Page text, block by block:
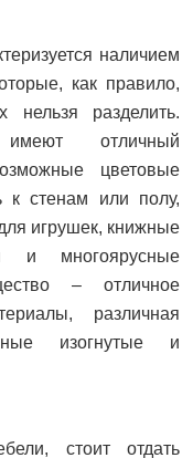
наличием
как правило,
разделить.
отличный
цветовые
к стенам или полу,
игрушек, книжные
и многоярусные
– отличное
различная
изогнутые и
стоит отдать